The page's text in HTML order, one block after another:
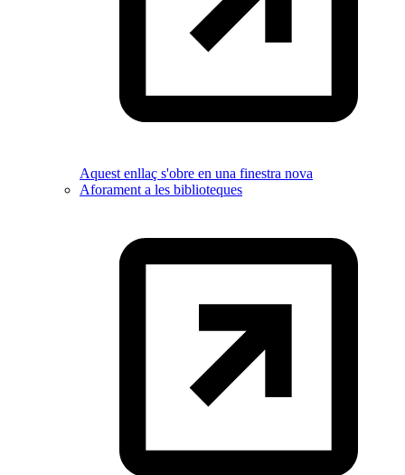
Aquest enllaç s'obre en una finestra nova
Aforament a les biblioteques